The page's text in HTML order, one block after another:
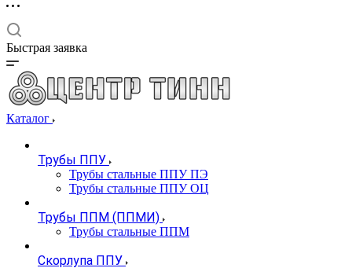
Быстрая заявка
Каталог
Трубы ППУ
Трубы стальные ППУ ПЭ
Трубы стальные ППУ ОЦ
Трубы ППМ (ППМИ)
Трубы стальные ППМ
Скорлупа ППУ